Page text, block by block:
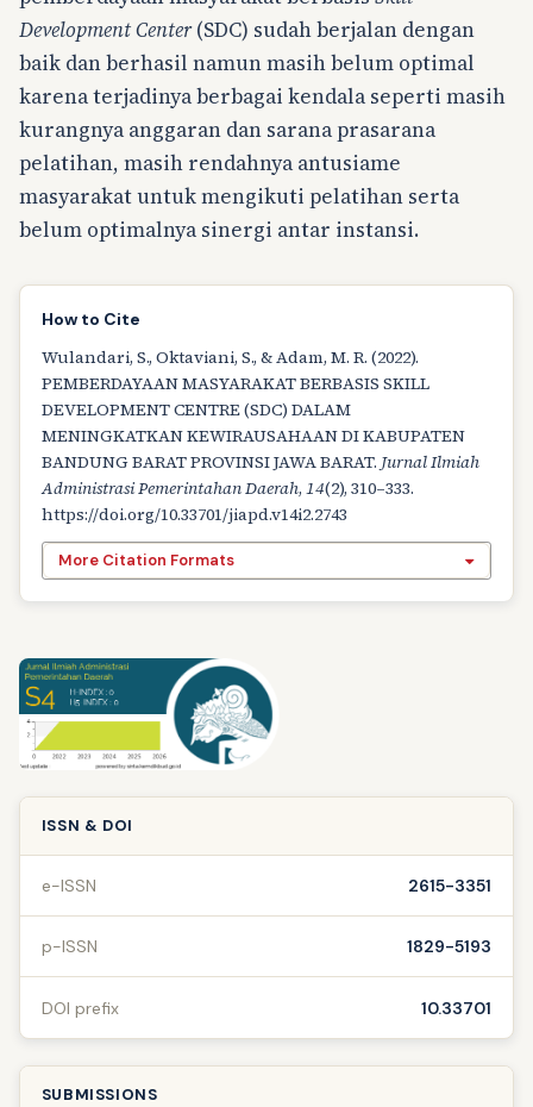
Development Center(SDC) sudah berjalan dengan
baik dan berhasil namun masih belum optimal
karena terjadinya berbagai kendala seperti masih
kurangnya anggaran dan sarana prasarana
pelatihan, masih rendahnya antusiame
masyarakat untuk mengikuti pelatihan serta
belum optimalnya sinergi antar instansi.
How to Cite
Wulandari, S., Oktaviani, S., & Adam, M. R. (2022).
PEMBERDAYAAN MASYARAKAT BERBASIS SKILL
DEVELOPMENT CENTRE (SDC) DALAM
MENINGKATKAN KEWIRAUSAHAAN DI KABUPATEN
BANDUNG BARAT PROVINSI JAWA BARAT. Jurnal Ilmiah
Administrasi Pemerintahan Daerah, 14(2), 310–333.
https://doi.org/10.33701/jiapd.v14i2.2743
More Citation Formats
ISSN & DOI
e-ISSN 2615-3351
p-ISSN 1829-5193
DOI prefix 10.33701
SUBMISSIONS